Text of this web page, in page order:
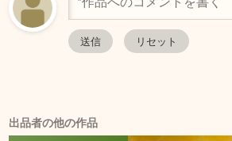
出品者の他の作品